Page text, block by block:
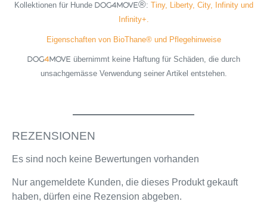
Kollektionen für Hunde DOG4MOVE®: Tiny, Liberty, City, Infinity und
Infinity+.
Eigenschaften von BioThane® und Pflegehinweise
DOG4MOVE übernimmt keine Haftung für Schäden, die durch
unsachgemässe Verwendung seiner Artikel entstehen.
REZENSIONEN
Es sind noch keine Bewertungen vorhanden
Nur angemeldete Kunden, die dieses Produkt gekauft
haben, dürfen eine Rezension abgeben.